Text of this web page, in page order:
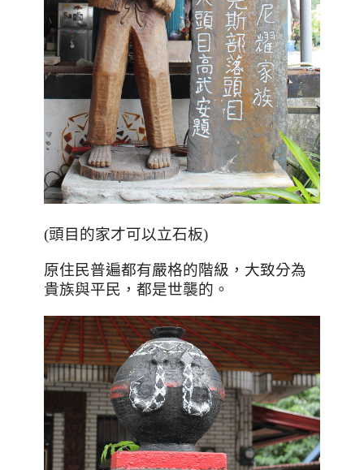
(頭目的家才可以立石板)
原住民普遍都有嚴格的階級，大致分為
貴族與平民，都是世襲的。